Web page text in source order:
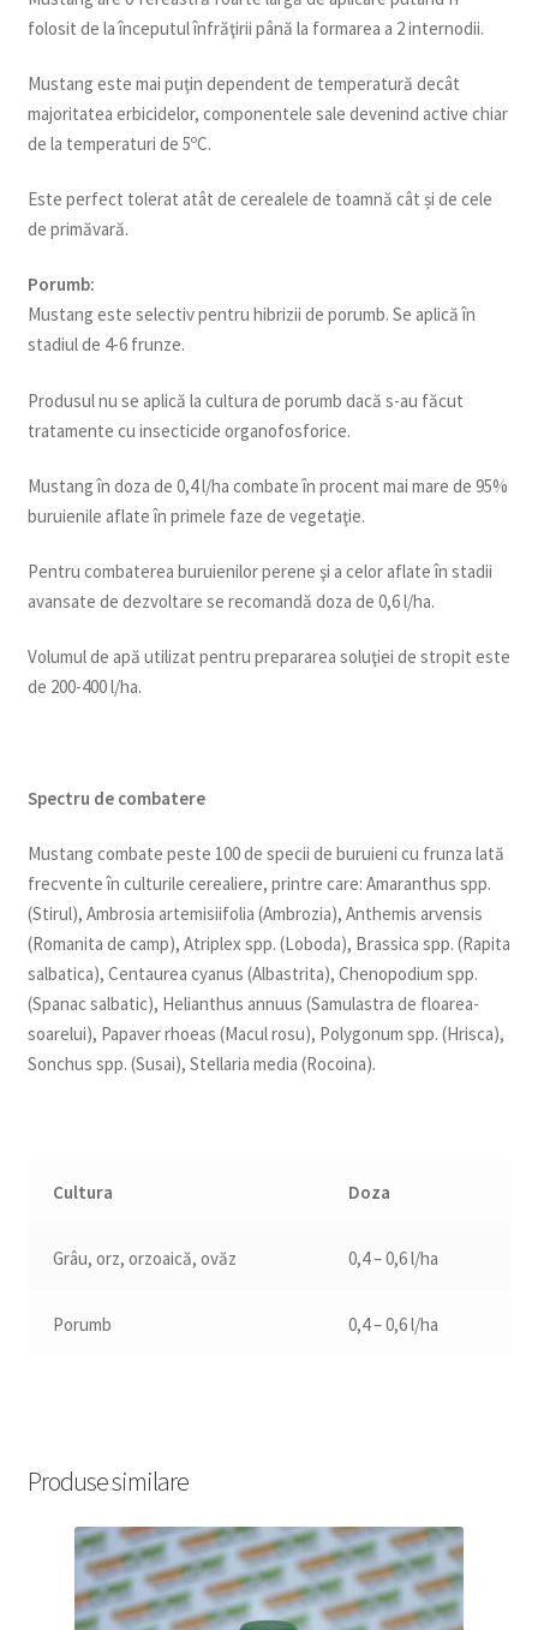
folosit de la începutul înfrăţirii până la formarea a 2 internodii.
Mustang este mai puţin dependent de temperatură decât
majoritatea erbicidelor, componentele sale devenind active chiar
de la temperaturi de 5ºC.
Este perfect tolerat atât de cerealele de toamnă cât și de cele
de primăvară.
Porumb:
Mustang este selectiv pentru hibrizii de porumb. Se aplică în
stadiul de 4-6 frunze.
Produsul nu se aplică la cultura de porumb dacă s-au făcut
tratamente cu insecticide organofosforice.
Mustang în doza de 0,4 l/ha combate în procent mai mare de 95%
buruienile aflate în primele faze de vegetaţie.
Pentru combaterea buruienilor perene şi a celor aflate în stadii
avansate de dezvoltare se recomandă doza de 0,6 l/ha.
Volumul de apă utilizat pentru prepararea soluţiei de stropit este
de 200-400 l/ha.
Spectru de combatere
Mustang combate peste 100 de specii de buruieni cu frunza lată
frecvente în culturile cerealiere, printre care: Amaranthus spp.
(Stirul), Ambrosia artemisiifolia (Ambrozia), Anthemis arvensis
(Romanita de camp), Atriplex spp. (Loboda), Brassica spp. (Rapita
salbatica), Centaurea cyanus (Albastrita), Chenopodium spp.
(Spanac salbatic), Helianthus annuus (Samulastra de floarea-
soarelui), Papaver rhoeas (Macul rosu), Polygonum spp. (Hrisca),
Sonchus spp. (Susai), Stellaria media (Rocoina).
Cultura Doza
Grâu, orz, orzoaică, ovăz 0,4 – 0,6 l/ha
Porumb 0,4 – 0,6 l/ha
Produse similare